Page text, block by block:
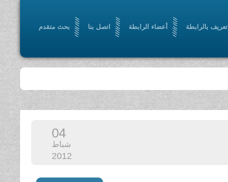
تعريف بالرابطة أعضاء الرابطة اتصل بنا بحث متقدم
04
شباط
2012